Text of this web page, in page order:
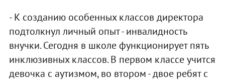
- К созданию особенных классов директора
подтолкнул личный опыт - инвалидность
внучки. Сегодня в школе функционирует пять
инклюзивных классов. В первом классе учится
девочка с аутизмом, во втором - двое ребят с